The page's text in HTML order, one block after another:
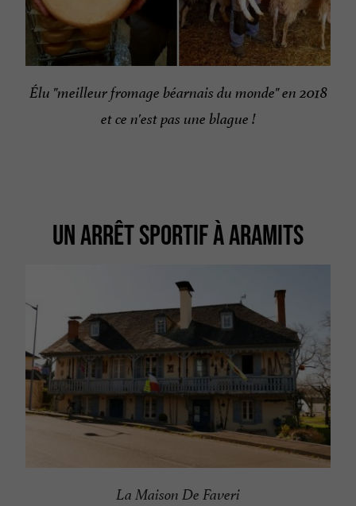
Élu "meilleur fromage béarnais du monde" en 2018
et ce n'est pas une blague !
UN ARRÊT SPORTIF À ARAMITS
La Maison De Faveri